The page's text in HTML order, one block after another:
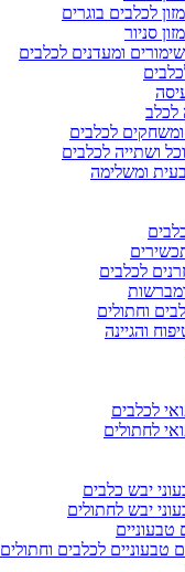
מזון לכלבים בוגרים
מזון סניור
שימורים ומעדנים לכלבים
לכלב
לכלבים
ושתייה לכלבים
ומשלימה
לכלבים
וחתולים
והגיינה
לכלבים
לחתולים
יבש כלבים
יבש לחתולים
טבעוניים
טבעוניים לכלבים וחתולים